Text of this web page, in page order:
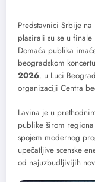
Predstavnici Srbije
plasirali su se u finale
Domaća publika
beogradskom
2026. u Luci
organizaciji Centra
Lavina je u
publike širom regiona
spojem modernog
upečatljive scenske
od najuzbudljivijih